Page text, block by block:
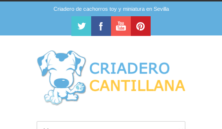
Criadero de cachorros toy y miniatura en Sevilla